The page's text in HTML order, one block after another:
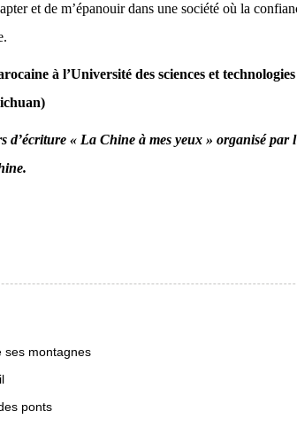
et de m’épanouir dans une société où la
à l’Université des sciences et
d’écriture « La Chine à mes yeux » organisé par
ses montagnes
ponts